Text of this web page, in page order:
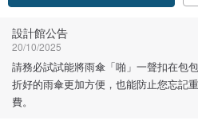
設計館公告
20/10/2025
請務必試試能將雨傘「啪」一聲扣在包
折好的雨傘更加方便，也能防止您忘記
費。